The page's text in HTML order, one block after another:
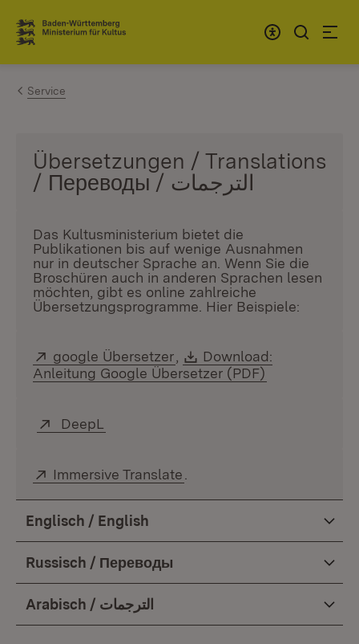
Zum Inhalt springen
Link zur Startseite
Service
Übersetzungen / Translations
/ Переводы / الترجمات
Das Kultusministerium bietet die
Publikationen bis auf wenige Ausnahmen
nur in deutscher Sprache an. Wenn Sie die
Broschüren auch in anderen Sprachen lesen
möchten, gibt es online zahlreiche
Übersetzungsprogramme. Hier Beispiele:
Extern:
google Übersetzer (Öffnet in neuem Fenster)
Download:
Download:
Anleitung Google Übersetzer (PDF)
Extern:
DeepL
Extern:
Immersive Translate
Englisch / English
Russisch / Переводы
Arabisch / الترجمات